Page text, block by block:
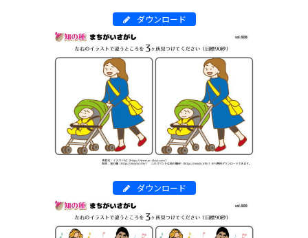
ダウンロード
ダウンロード